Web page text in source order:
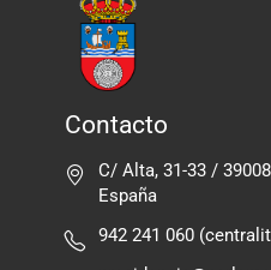
Contacto
C/ Alta, 31-33 /
España
942 241 060